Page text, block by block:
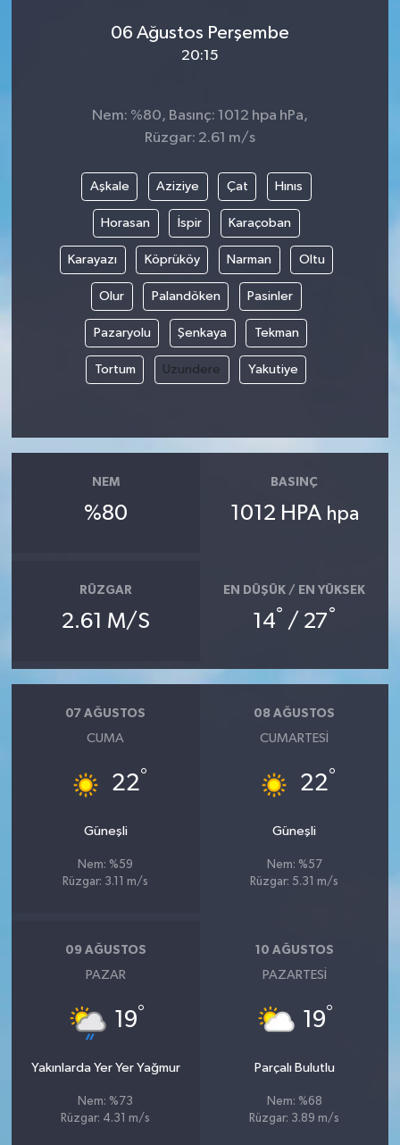
06 Ağustos Perşembe
20:15
Nem: %80, Basınç: 1012 hpa hPa,
Rüzgar: 2.61 m/s
Aşkale Aziziye Çat Hınıs
Horasan İspir Karaçoban
Karayazı Köprüköy Narman Oltu
Olur Palandöken Pasinler
Pazaryolu Şenkaya Tekman
Tortum Uzundere Yakutiye
NEM
%80
BASINÇ
1012 HPA hpa
RÜZGAR
2.61 M/S
EN DÜŞÜK / EN YÜKSEK
14° / 27°
07 AĞUSTOS
CUMA
22°
Güneşli
Nem: %59
Rüzgar: 3.11 m/s
08 AĞUSTOS
CUMARTESI
22°
Güneşli
Nem: %57
Rüzgar: 5.31 m/s
09 AĞUSTOS
PAZAR
19°
Yakınlarda Yer Yer Yağmur
Nem: %73
Rüzgar: 4.31 m/s
10 AĞUSTOS
PAZARTESI
19°
Parçalı Bulutlu
Nem: %68
Rüzgar: 3.89 m/s